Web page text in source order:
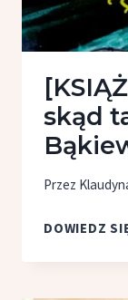
skąd
Przez
DOWIEDZ